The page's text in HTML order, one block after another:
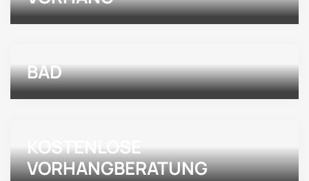
BAD
KOSTENLOSE
VORHANGBERATUNG